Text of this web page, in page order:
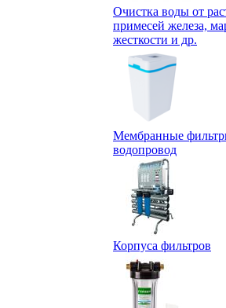
Очистка воды от
примесей железа,
жесткости и др.
Мембранные
водопровод
Корпуса фильтров